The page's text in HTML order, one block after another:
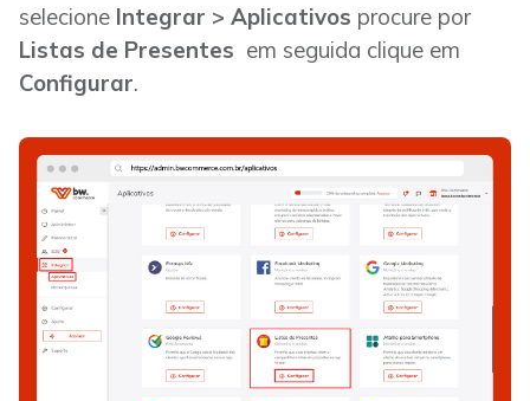
selecione Integrar > Aplicativos procure por
Listas de Presentes em seguida clique em
Configurar.